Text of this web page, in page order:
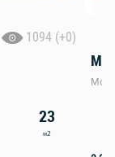
1094 (+0)
23
м2